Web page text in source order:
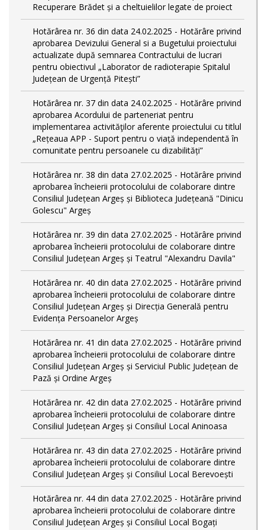
Recuperare Brădet și a cheltuielilor legate de proiect
Hotărârea nr. 36 din data 24.02.2025 - Hotărâre privind
aprobarea Devizului General si a Bugetului proiectului
actualizate după semnarea Contractului de lucrari
pentru obiectivul „Laborator de radioterapie Spitalul
Județean de Urgență Pitești”
Hotărârea nr. 37 din data 24.02.2025 - Hotărâre privind
aprobarea Acordului de parteneriat pentru
implementarea activităţilor aferente proiectului cu titlul
„Rețeaua APP - Suport pentru o viață independentă în
comunitate pentru persoanele cu dizabilități”
Hotărârea nr. 38 din data 27.02.2025 - Hotărâre privind
aprobarea încheierii protocolului de colaborare dintre
Consiliul Județean Argeș și Biblioteca Județeană "Dinicu
Golescu" Argeș
Hotărârea nr. 39 din data 27.02.2025 - Hotărâre privind
aprobarea încheierii protocolului de colaborare dintre
Consiliul Județean Argeș și Teatrul "Alexandru Davila"
Hotărârea nr. 40 din data 27.02.2025 - Hotărâre privind
aprobarea încheierii protocolului de colaborare dintre
Consiliul Județean Argeș și Direcția Generală pentru
Evidența Persoanelor Argeș
Hotărârea nr. 41 din data 27.02.2025 - Hotărâre privind
aprobarea încheierii protocolului de colaborare dintre
Consiliul Județean Argeș și Serviciul Public Județean de
Pază și Ordine Argeș
Hotărârea nr. 42 din data 27.02.2025 - Hotărâre privind
aprobarea încheierii protocolului de colaborare dintre
Consiliul Județean Argeș și Consiliul Local Aninoasa
Hotărârea nr. 43 din data 27.02.2025 - Hotărâre privind
aprobarea încheierii protocolului de colaborare dintre
Consiliul Județean Argeș și Consiliul Local Berevoești
Hotărârea nr. 44 din data 27.02.2025 - Hotărâre privind
aprobarea încheierii protocolului de colaborare dintre
Consiliul Județean Argeș și Consiliul Local Bogați